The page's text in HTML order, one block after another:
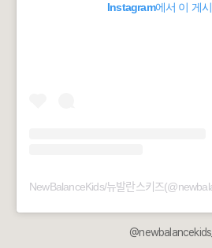
Instagram에서 이 게